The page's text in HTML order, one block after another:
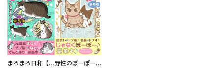
まろまろ日和【豪華版】 野性のぽーぽー【豪華版】